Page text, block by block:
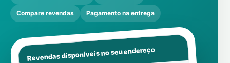
Compare revendas Pagamento na entrega
Revendas disponíveis no seu endereço